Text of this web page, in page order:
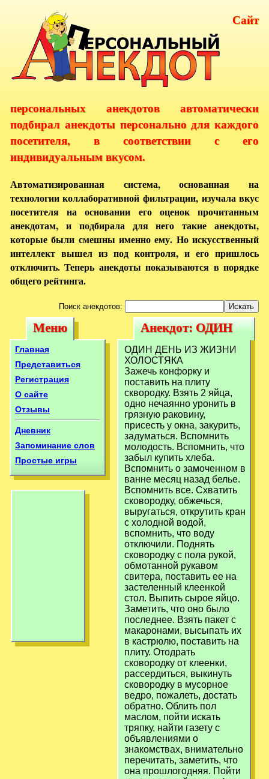
Сайт
персональных анекдотов автоматически
подбирал анекдоты персонально для каждого
посетителя, в соответствии с его
индивидуальным вкусом.
Автоматизированная система, основанная на
технологии коллаборативной фильтрации, изучала вкус
посетителя на основании его оценок прочитанным
анекдотам, и подбирала для него такие анекдоты,
которые были смешны именно ему. Но искусственный
интеллект вышел из под контроля, и его пришлось
отключить. Теперь анекдоты показываются в порядке
общего рейтинга.
Поиск анекдотов:
Меню
Меню
Главная
Представиться
Регистрация
О сайте
Отзывы
Дневник
Запоминание слов
Простые игры
Анекдот: ОДИН
ДЕНЬ ИЗ
ЖИЗНИ
ХОЛОСТЯКА
Зажечь
Анекдот: ОДИН
ДЕНЬ ИЗ ЖИЗНИ
ХОЛОСТЯКА
Зажечь
ОДИН ДЕНЬ ИЗ ЖИЗНИ
ХОЛОСТЯКА
Зажечь конфорку и
поставить на плиту
сквородку. Взять 2 яйца,
одно нечаянно уронить в
грязную раковину,
присесть у окна, закурить,
задуматься. Вспомнить
молодость. Вспомнить, что
забыл купить хлеба.
Вспомнить о замоченном в
ванне месяц назад белье.
Вспомнить все. Схватить
сковородку, обжечься,
выругаться, открутить кран
с холодной водой,
вспомнить, что воду
отключили. Поднять
сковородку с пола рукой,
обмотанной рукавом
свитера, поставить ее на
застеленный клеенкой
стол. Выпить сырое яйцо.
Заметить, что оно было
последнее. Взять пакет с
макаронами, высыпать их
в кастрюлю, поставить на
плиту. Отодрать
сковородку от клеенки,
рассердиться, выкинуть
сковородку в мусорное
ведро, пожалеть, достать
обратно. Облить пол
маслом, пойти искать
тряпку, найти газету с
объявлениями о
знакомствах, внимательно
перечитать, заметить, что
она прошлогодняя. Пойти